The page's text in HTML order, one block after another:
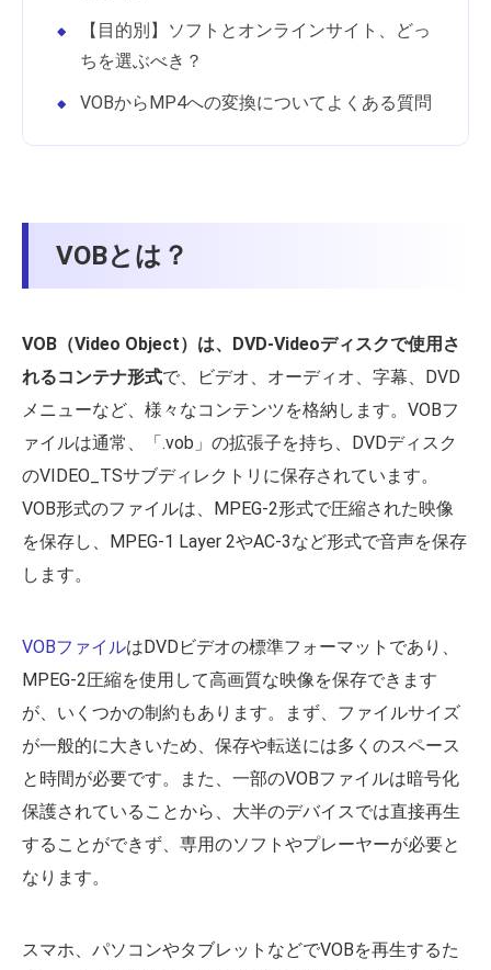
【目的別】ソフトとオンラインサイト、どっ
ちを選ぶべき？
VOBからMP4への変換についてよくある質問
VOBとは？
VOB（Video Object）は、DVD-Videoディスクで使用さ
れるコンテナ形式で、ビデオ、オーディオ、字幕、DVD
メニューなど、様々なコンテンツを格納します。VOBフ
ァイルは通常、「.vob」の拡張子を持ち、DVDディスク
のVIDEO_TSサブディレクトリに保存されています。
VOB形式のファイルは、MPEG-2形式で圧縮された映像
を保存し、MPEG-1 Layer 2やAC-3など形式で音声を保存
します。
VOBファイルはDVDビデオの標準フォーマットであり、
MPEG-2圧縮を使用して高画質な映像を保存できます
が、いくつかの制約もあります。まず、ファイルサイズ
が一般的に大きいため、保存や転送には多くのスペース
と時間が必要です。また、一部のVOBファイルは暗号化
保護されていることから、大半のデバイスでは直接再生
することができず、専用のソフトやプレーヤーが必要と
なります。
スマホ、パソコンやタブレットなどでVOBを再生するた